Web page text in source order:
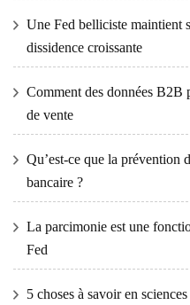
Une Fed belliciste maintient
dissidence croissante
Comment des données B2B
de vente
Qu’est-ce que la prévention
bancaire ?
La parcimonie est une
Fed
5 choses à savoir en